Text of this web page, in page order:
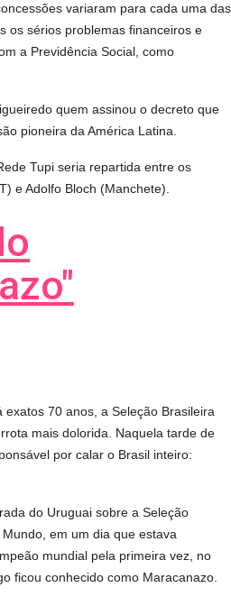
variaram para cada uma das
os sérios problemas financeiros e
a Previdência Social, como
quem assinou o decreto que
pioneira da América Latina.
Tupi seria repartida entre os
e Adolfo Bloch (Manchete).
70 anos, a Seleção Brasileira
mais dolorida. Naquela tarde de
por calar o Brasil inteiro:
do Uruguai sobre a Seleção
em um dia que estava
mundial pela primeira vez, no
ficou conhecido como Maracanazo.